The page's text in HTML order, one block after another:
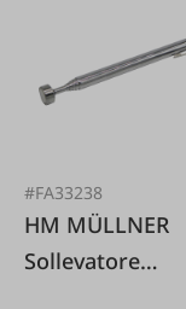
#FA33238
HM MÜLLNER
Sollevatore